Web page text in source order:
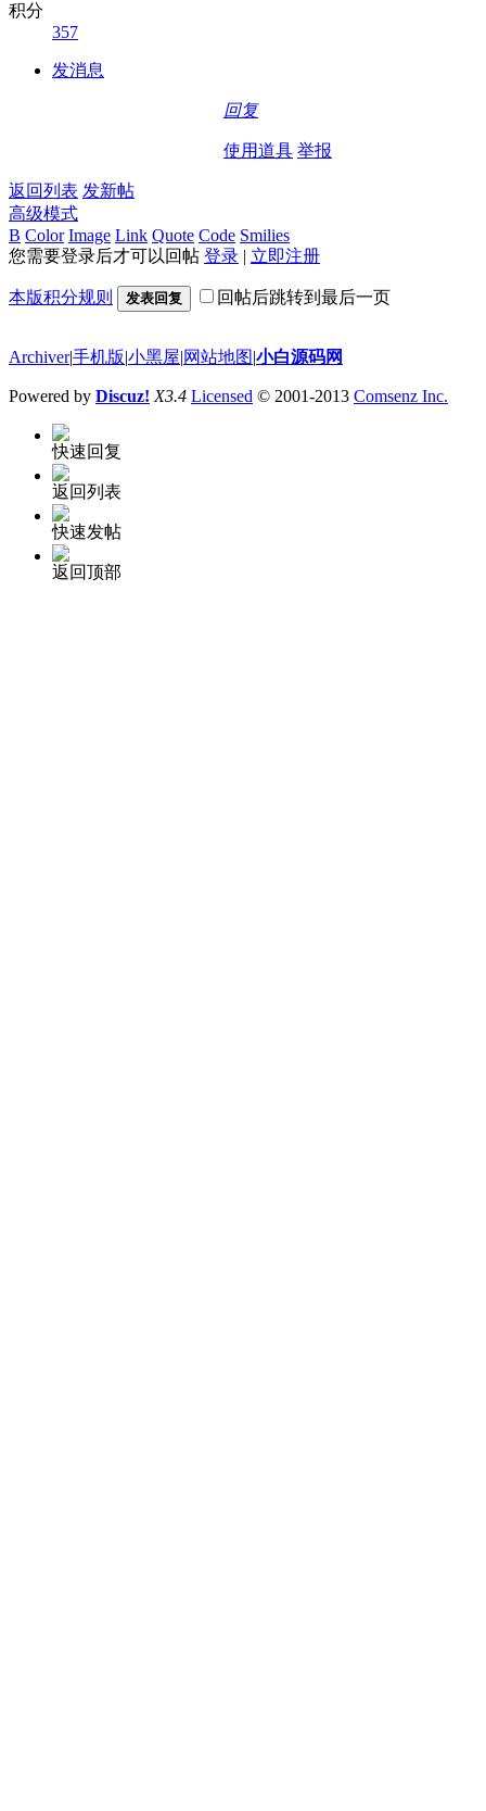
积分
357
发消息
回复
使用道具 举报
返回列表 发新帖
高级模式
B Color Image Link Quote Code Smilies
您需要登录后才可以回帖 登录 立即注册
本版积分规则 发表回复 回帖后跳转到最后一页
Archiver|手机版 小黑屋 网站地图 小白源码网
Powered by Discuz! X3.4 Licensed © 2001-2013 Comsenz Inc.
快速回复
返回列表
快速发帖
返回顶部